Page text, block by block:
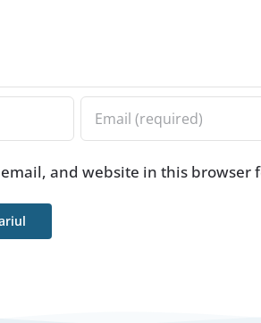
and website in this browser